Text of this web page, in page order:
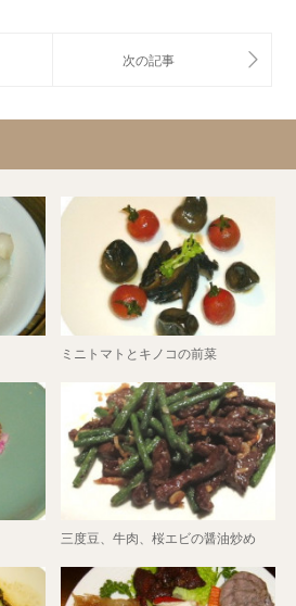
ミニトマトとキノコの前菜
三度豆、牛肉、桜エビの醤油炒め